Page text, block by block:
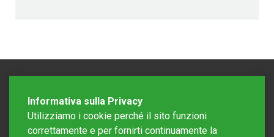
Informativa sulla Privacy
Utilizziamo i cookie perché il sito funzioni
correttamente e per fornirti continuamente la